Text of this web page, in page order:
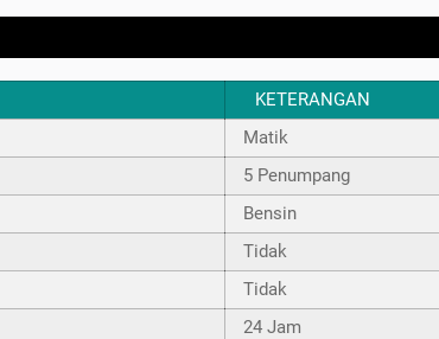
KETERANGAN
Matik
5 Penumpang
Bensin
Tidak
Tidak
24 Jam